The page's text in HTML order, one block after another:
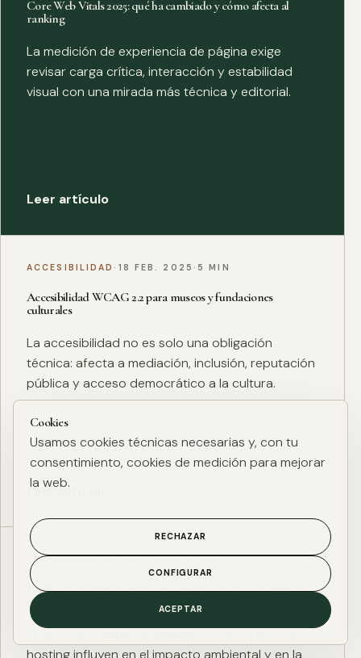
Core Web Vitals 2025: qué ha cambiado y cómo afecta al
ranking
La medición de experiencia de página exige
revisar carga crítica, interacción y estabilidad
visual con una mirada más técnica y editorial.
Leer artículo
ACCESIBILIDAD · 18 FEB. 2025 · 5 MIN
Accesibilidad WCAG 2.2 para museos y fundaciones
culturales
La accesibilidad no es solo una obligación
técnica: afecta a mediación, inclusión, reputación
pública y acceso democrático a la cultura.
Leer artículo
ESG DIGITAL·27 ENE. 2025·4 MIN
Huella de carbono digital: cómo medir y reducir el impacto
ESG de una web
El peso de página, las imágenes, los scripts y el
hosting influyen en el impacto ambiental y en la
Cookies
Usamos cookies técnicas necesarias y, con tu
consentimiento, cookies de medición para mejorar
la web.
RECHAZAR
CONFIGURAR
ACEPTAR